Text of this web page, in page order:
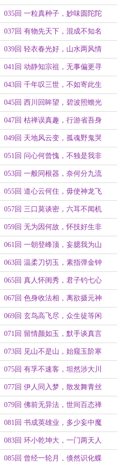
035回 一粒真种子，妙味圆陀陀
037回 有物先天下，混成不知名
039回 轻衣春光好，山水两风情
041回 动静知宗祖，无事偏更寻
043回 千年叹三世，不如寄此生
045回 西川回眸望，碧波照蟾光
047回 枯禅误真趣，行游省吾身
049回 天地风云变，孤魂野鬼哭
051回 问心何曾愧，不独是我非
053回 一般同根器，奈何分九流
055回 道心云何住，毋使神龙飞
057回 三口莫谈密，六耳不闻机
059回 无为因何故，怀技好生非
061回 一朝登峰顶，妄臆我为山
063回 温柔刀切玉，素指弹金钟
065回 真人怀闺秀，君子钓七心
067回 色身收法相，离欲摄元神
069回 玄鸟高飞尽，众生徒等闲
071回 留情颜如玉，默手谈真言
073回 见山不是山，始窥玉阶寒
075回 有孚不速客，坦然涉大川
077回 伊人同入梦，散发舞青丝
079回 佛前无异法，世间百态禅
081回 书成英雄业，多少妄中魔
083回 环小乾坤大，一门两天人
085回 曾经一轮月，倏然识化蝶